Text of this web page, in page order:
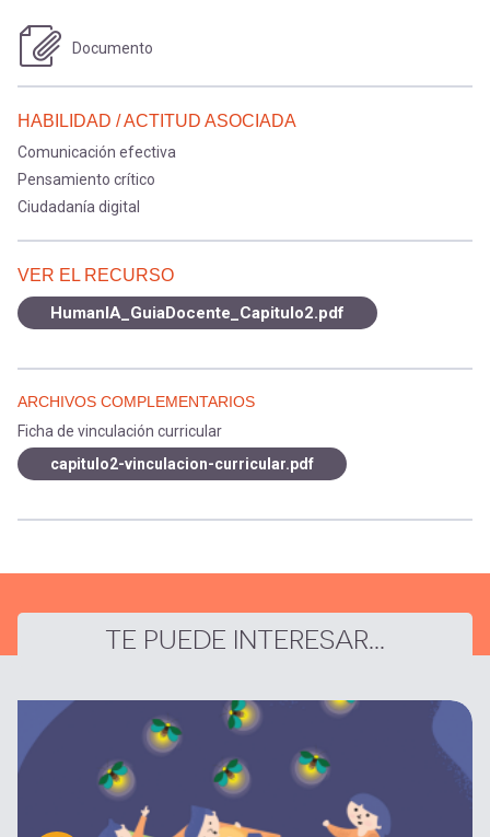
Documento
HABILIDAD / ACTITUD ASOCIADA
Comunicación efectiva
Pensamiento crítico
Ciudadanía digital
VER EL RECURSO
HumanIA_GuiaDocente_Capitulo2.pdf
ARCHIVOS COMPLEMENTARIOS
Ficha de vinculación curricular
capitulo2-vinculacion-curricular.pdf
TE PUEDE INTERESAR...